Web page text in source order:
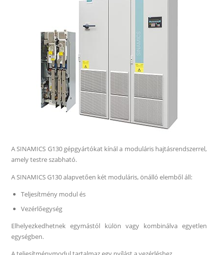
A SINAMICS G130 gépgyártókat kínál a moduláris hajtásrendszerrel,
amely testre szabható.
A SINAMICS G130 alapvetően két moduláris, önálló elemből áll:
Teljesítmény modul és
Vezérlőegység
Elhelyezkedhetnek egymástól külön vagy kombinálva egyetlen
egységben.